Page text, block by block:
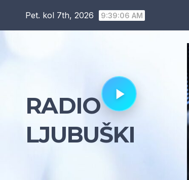
Pet. kol 7th, 2026 9:39:07 AM
RADIO
LJUBUŠKI